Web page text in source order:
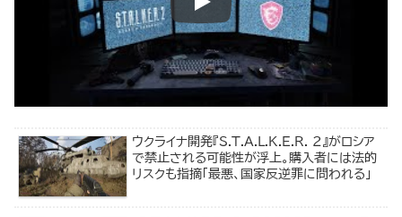
ウクライナ開発『S.T.A.L.K.E.R. 2』がロシア
で禁止される可能性が浮上。購入者には法的
リスクも指摘「最悪、国家反逆罪に問われる」